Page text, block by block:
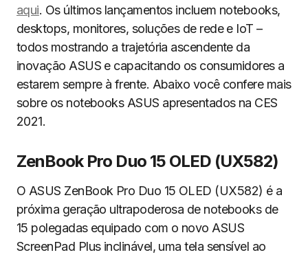
aqui. Os últimos lançamentos incluem notebooks,
desktops, monitores, soluções de rede e IoT –
todos mostrando a trajetória ascendente da
inovação ASUS e capacitando os consumidores a
estarem sempre à frente. Abaixo você confere mais
sobre os notebooks ASUS apresentados na CES
2021.
ZenBook Pro Duo 15 OLED (UX582)
O ASUS ZenBook Pro Duo 15 OLED (UX582) é a
próxima geração ultrapoderosa de notebooks de
15 polegadas equipado com o novo ASUS
ScreenPad Plus inclinável, uma tela sensível ao